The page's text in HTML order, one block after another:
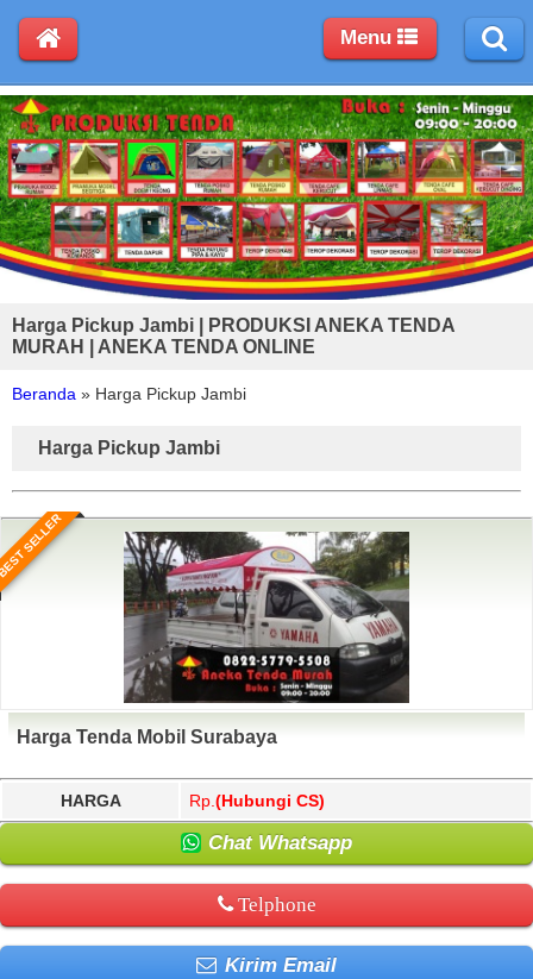
Harga Pickup Jambi | PRODUKSI ANEKA TENDA
MURAH | ANEKA TENDA ONLINE
Beranda » Harga Pickup Jambi
Harga Pickup Jambi
SELLER
Harga Tenda Mobil Surabaya
HARGA Rp. (Hubungi CS)
Chat Whatsapp
Telphone
Kirim Email
Menu